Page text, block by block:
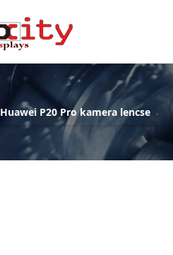
Huawei P20 Pro kamera lencse